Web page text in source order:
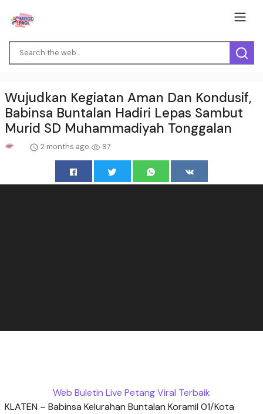
Wujudkan Kegiatan Aman Dan Kondusif,
Babinsa Buntalan Hadiri Lepas Sambut
Murid SD Muhammadiyah Tonggalan
2 months ago 97
Web Buletin Live Petang Viral Terbaik
KLATEN – Babinsa Kelurahan Buntalan Koramil 01/Kota